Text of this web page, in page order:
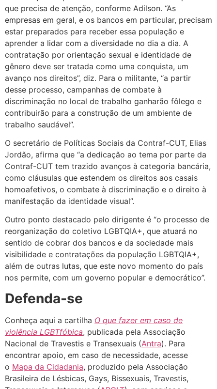
que precisa de atenção, conforme Adilson. “As
empresas em geral, e os bancos em particular, precisam
estar preparados para receber essa população e
aprender a lidar com a diversidade no dia a dia. A
contratação por orientação sexual e identidade de
gênero deve ser tratada como uma conquista, um
avanço nos direitos”, diz. Para o militante, “a partir
desse processo, campanhas de combate à
discriminação no local de trabalho ganharão fôlego e
contribuirão para a construção de um ambiente de
trabalho saudável”.
O secretário de Políticas Sociais da Contraf-CUT, Elias
Jordão, afirma que “a dedicação ao tema por parte da
Contraf-CUT tem trazido avanços à categoria bancária,
como cláusulas que estendem os direitos aos casais
homoafetivos, o combate à discriminação e o direito à
manifestação da identidade visual”.
Outro ponto destacado pelo dirigente é “o processo de
reorganização do coletivo LGBTQIA+, que atuará no
sentido de cobrar dos bancos e da sociedade mais
visibilidade e contratações da população LGBTQIA+,
além de outras lutas, que este novo momento do país
nos permite, com um governo popular e democrático”.
Defenda-se
Conheça aqui a cartilha O que fazer em caso de
violência LGBTfóbica, publicada pela Associação
Nacional de Travestis e Transexuais (Antra). Para
encontrar apoio, em caso de necessidade, acesse
o Mapa da Cidadania, produzido pela Associação
Brasileira de Lésbicas, Gays, Bissexuais, Travestis,